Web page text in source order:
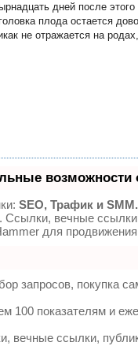
дней после
плода остается
не отражается на
возможности
SEO, Трафик и SMM.
вечные
для
запросов, покупка
100 показателям и
ссылки,